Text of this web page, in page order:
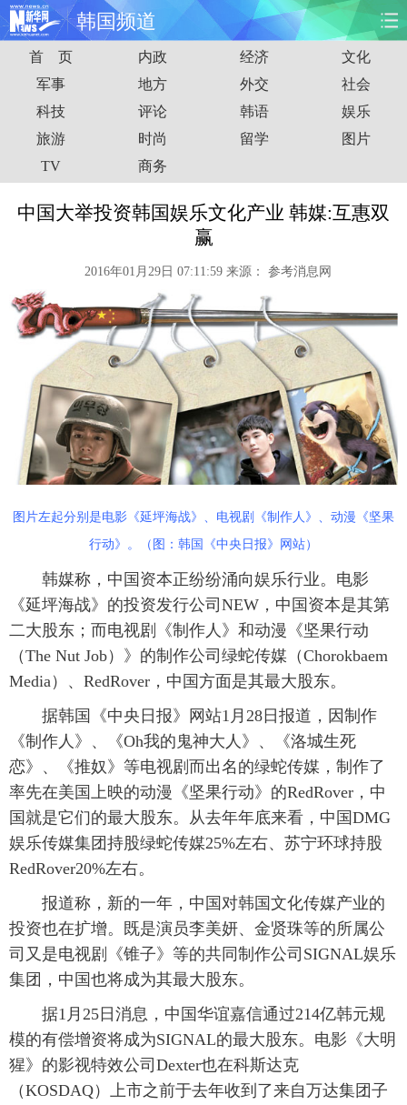
韩国频道
首页 时政 国际 财经
娱乐 体育 人事 教育
时尚 思客
港澳 台湾 华人 汽车
图片 视频 彩票
旅游 健康 信息化 数据
金融 军事 无人机
富媒体 摄影 新华广播
新华电视中文 新华电视英文 返回PC
首 页 内政 经济
文化
军事
地方 外交
社会
科技
评论 韩语
娱乐
旅游
时尚 留学
图片
TV
商务
中国大举投资韩国娱乐文化产业 韩媒:互惠双
赢
2016年01月29日 07:11:59 来源： 参考消息网
图片左起分别是电影《延坪海战》、电视剧《制作人》、动漫《坚果
行动》。（图：韩国《中央日报》网站）
韩媒称，中国资本正纷纷涌向娱乐行业。电影
《延坪海战》的投资发行公司NEW，中国资本是其第
二大股东；而电视剧《制作人》和动漫《坚果行动
（The Nut Job）》的制作公司绿蛇传媒（Chorokbaem
Media）、RedRover，中国方面是其最大股东。
据韩国《中央日报》网站1月28日报道，因制作
《制作人》、《Oh我的鬼神大人》、《洛城生死
恋》、《推奴》等电视剧而出名的绿蛇传媒，制作了
率先在美国上映的动漫《坚果行动》的RedRover，中
国就是它们的最大股东。从去年年底来看，中国DMG
娱乐传媒集团持股绿蛇传媒25%左右、苏宁环球持股
RedRover20%左右。
报道称，新的一年，中国对韩国文化传媒产业的
投资也在扩增。既是演员李美妍、金贤珠等的所属公
司又是电视剧《锥子》等的共同制作公司SIGNAL娱乐
集团，中国也将成为其最大股东。
据1月25日消息，中国华谊嘉信通过214亿韩元规
模的有偿增资将成为SIGNAL的最大股东。电影《大明
猩》的影视特效公司Dexter也在科斯达克
（KOSDAQ）上市之前于去年收到了来自万达集团子